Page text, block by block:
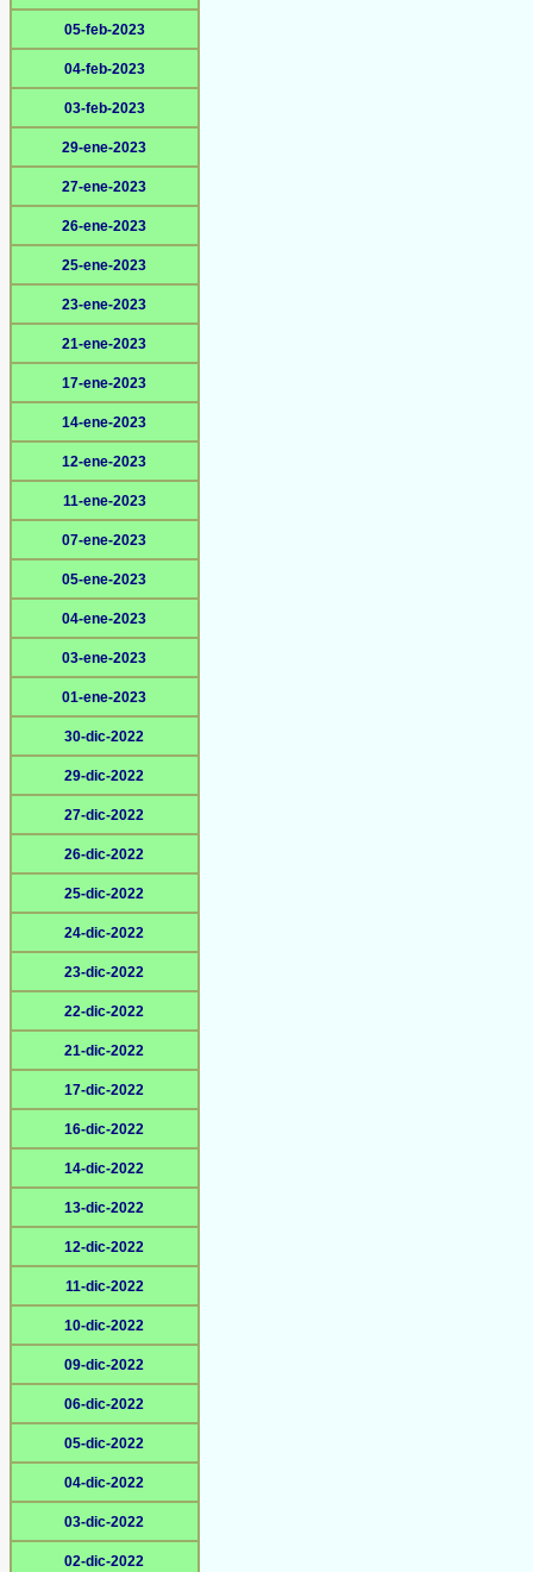
05-feb-2023
04-feb-2023
03-feb-2023
29-ene-2023
27-ene-2023
26-ene-2023
25-ene-2023
23-ene-2023
21-ene-2023
17-ene-2023
14-ene-2023
12-ene-2023
11-ene-2023
07-ene-2023
05-ene-2023
04-ene-2023
03-ene-2023
01-ene-2023
30-dic-2022
29-dic-2022
27-dic-2022
26-dic-2022
25-dic-2022
24-dic-2022
23-dic-2022
22-dic-2022
21-dic-2022
17-dic-2022
16-dic-2022
14-dic-2022
13-dic-2022
12-dic-2022
11-dic-2022
10-dic-2022
09-dic-2022
06-dic-2022
05-dic-2022
04-dic-2022
03-dic-2022
02-dic-2022